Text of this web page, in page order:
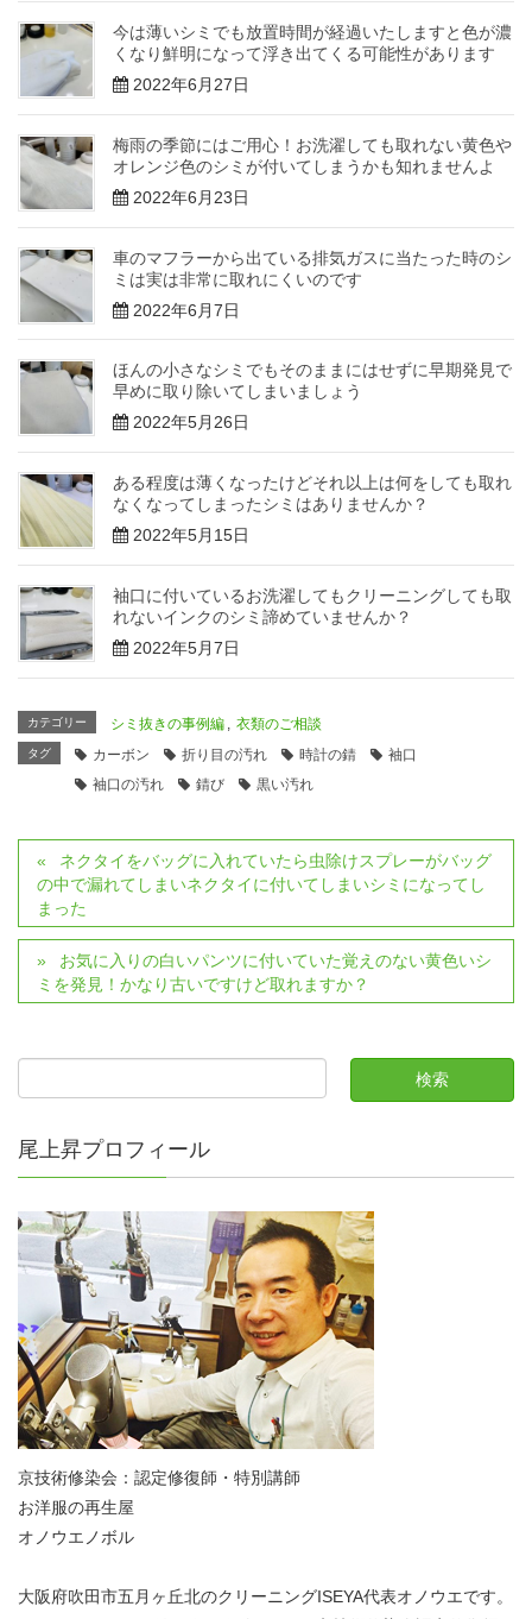
今は薄いシミでも放置時間が経過いたしますと色が濃
くなり鮮明になって浮き出てくる可能性があります
2022年6月27日
梅雨の季節にはご用心！お洗濯しても取れない黄色や
オレンジ色のシミが付いてしまうかも知れませんよ
2022年6月23日
車のマフラーから出ている排気ガスに当たった時のシ
ミは実は非常に取れにくいのです
2022年6月7日
ほんの小さなシミでもそのままにはせずに早期発見で
早めに取り除いてしまいましょう
2022年5月26日
ある程度は薄くなったけどそれ以上は何をしても取れ
なくなってしまったシミはありませんか？
2022年5月15日
袖口に付いているお洗濯してもクリーニングしても取
れないインクのシミ諦めていませんか？
2022年5月7日
カテゴリー シミ抜きの事例編 衣類のご相談
タグ カーボン 折り目の汚れ 時計の錆
袖口
袖口の汚れ
錆び 黒い汚れ
ネクタイをバッグに入れていたら虫除けスプレーがバッグ
の中で漏れてしまいネクタイに付いてしまいシミになってし
まった
お気に入りの白いパンツに付いていた覚えのない黄色いシ
ミを発見！かなり古いですけど取れますか？
尾上昇プロフィール
京技術修染会：認定修復師・特別講師
お洋服の再生屋
オノウエノボル
大阪府吹田市五月ヶ丘北のクリーニングISEYA代表オノウエです。